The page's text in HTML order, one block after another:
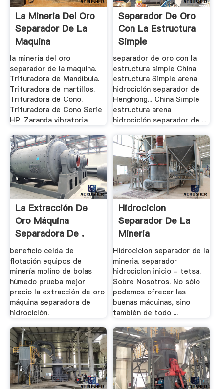
La Mineria Del Oro
Separador De La
Maquina
la mineria del oro
separador de la maquina.
Trituradora de Mandíbula.
Trituradora de martillos.
Trituradora de Cono.
Trituradora de Cono Serie
HP. Zaranda vibratoria
Separador De Oro
Con La Estructura
Simple
separador de oro con la
estructura simple China
estructura Simple arena
hidrociclón separador de
Henghong... China Simple
estructura arena
hidrociclón separador de ...
La Extracción De
Oro Máquina
Separadora De .
beneficio celda de
flotación equipos de
minería molino de bolas
húmedo prueba mejor
precio la extracción de oro
máquina separadora de
hidrociclón.
Hidrociclon
Separador De La
Mineria
Hidrociclon separador de la
mineria. separador
hidrociclon inicio - tetsa.
Sobre Nosotros. No sólo
podemos ofrecer las
buenas máquinas, sino
también de todo ...